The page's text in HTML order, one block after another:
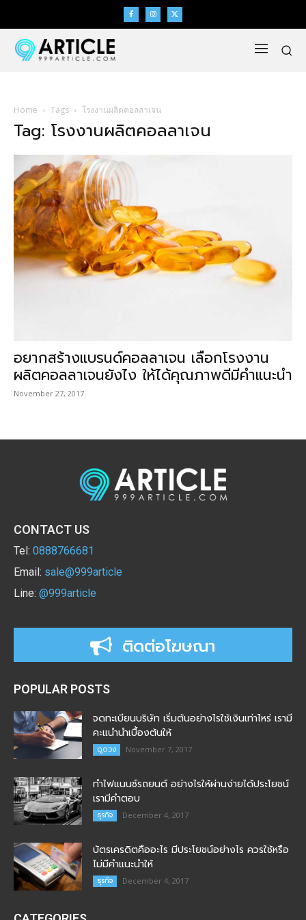
Home Tags โรงงานผลิตคอลลาเจน
Tag: โรงงานผลิตคอลลาเจน
อยากสร้างแบรนด์คอลลาเจน เลือกโรงงาน
ผลิตคอลลาเจนยังไง ให้ได้คุณภาพดีมีคำแนะนำ
November 27, 2017
CONTACT US
Tel: 0888766681
Email: sale@999article
Line: @999article
ติดต่อโฆษณา
POPULAR POSTS
จดทะเบียนบริษัท เริ่มต้นอย่างไรใช้เงินเท่าไหร่ เรามี
คะแนำนำเบื้องต้นให้
ดูดวง November 7, 2017
ทำไฟแนนซ์รถยนต์ อย่างไรให้ผ่านง่ายได้ประโยชน์
เรามีคำตอบ
ธุรกิจ December 4, 2017
บัตรเครดิตคืออะไร มีประโยชน์อย่างไร ควรใช้หรือ
ไม่มีคำแนะนำให้
ธุรกิจ December 4, 2017